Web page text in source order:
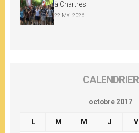
à Chartres
22 Mai 2026
CALENDRIER
octobre 2017
L M M J V